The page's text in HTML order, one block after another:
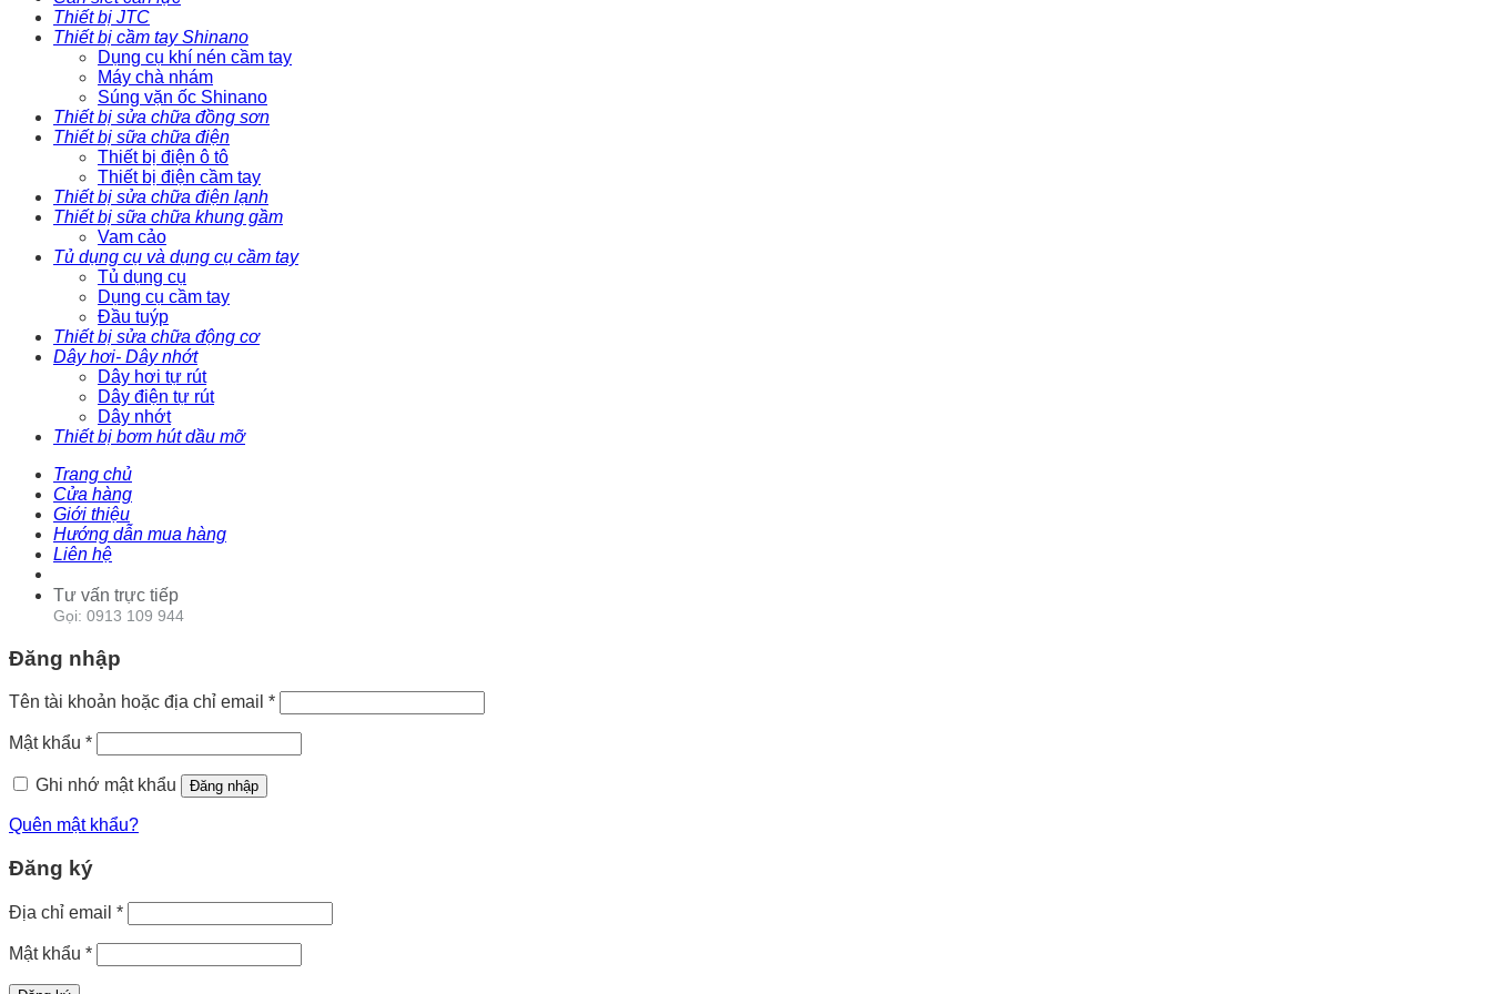
Thiết bị JTC
Thiết bị cầm tay Shinano
Dụng cụ khí nén cầm tay
Máy chà nhám
Súng vặn ốc Shinano
Thiết bị sửa chữa đồng sơn
Thiết bị sữa chữa điện
Thiết bị điện ô tô
Thiết bị điện cầm tay
Thiết bị sửa chữa điện lạnh
Thiết bị sữa chữa khung gầm
Vam cảo
Tủ dụng cụ và dụng cụ cầm tay
Tủ dụng cụ
Dụng cụ cầm tay
Đầu tuýp
Thiết bị sửa chữa động cơ
Dây hơi- Dây nhớt
Dây hơi tự rút
Dây điện tự rút
Dây nhớt
Thiết bị bơm hút dầu mỡ
Trang chủ
Cửa hàng
Giới thiệu
Hướng dẫn mua hàng
Liên hệ
Tư vấn trực tiếp
Gọi: 0913 109 944
Đăng nhập
Tên tài khoản hoặc địa chỉ email *
Mật khẩu *
Ghi nhớ mật khẩu Đăng nhập
Quên mật khẩu?
Đăng ký
Địa chỉ email *
Mật khẩu *